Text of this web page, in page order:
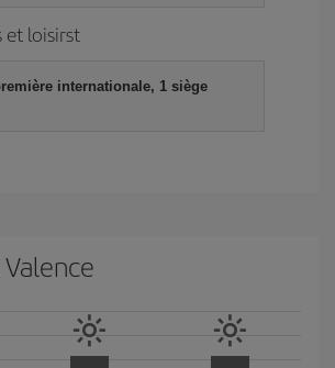
et loisirst
internationale, 1 siège